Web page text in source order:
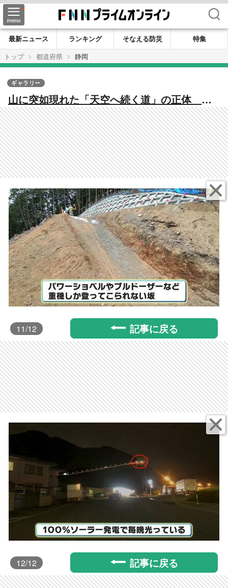
検索
最新ニュース ランキング そなえる防災
特集
トップ
都道府県 静岡
山に突如現れた「天空へ続く道」の正体 国
道1号線を守る道だった!【駿河区・丸子】
ギャラリー
11/12 記事に戻る
12/12 記事に戻る